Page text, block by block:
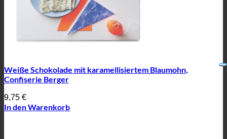
Weiße Schokolade mit karamellisiertem Blaumohn,
Confiserie Berger
9,75 €
In den Warenkorb